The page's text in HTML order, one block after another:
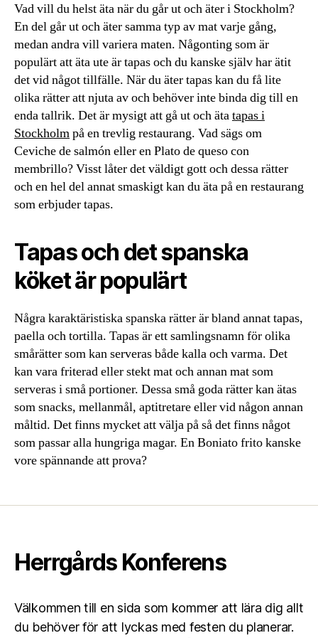
Vad vill du helst äta när du går ut och äter i Stockholm?
En del går ut och äter samma typ av mat varje gång,
medan andra vill variera maten. Någonting som är
populärt att äta ute är tapas och du kanske själv har ätit
det vid något tillfälle. När du äter tapas kan du få lite
olika rätter att njuta av och behöver inte binda dig till en
enda tallrik. Det är mysigt att gå ut och ätatapas i
Stockholmpå en trevlig restaurang. Vad sägs om
Ceviche de salmón eller en Plato de queso con
membrillo? Visst låter det väldigt gott och dessa rätter
och en hel del annat smaskigt kan du äta på en restaurang
som erbjuder tapas.
Tapas och det spanska
köket är populärt
Några karaktäristiska spanska rätter är bland annat tapas,
paella och tortilla. Tapas är ett samlingsnamn för olika
smårätter som kan serveras både kalla och varma. Det
kan vara friterad eller stekt mat och annan mat som
serveras i små portioner. Dessa små goda rätter kan ätas
som snacks, mellanmål, aptitretare eller vid någon annan
måltid. Det finns mycket att välja på så det finns något
som passar alla hungriga magar. En Boniato frito kanske
vore spännande att prova?
Herrgårds Konferens
Välkommen till en sida som kommer att lära dig allt
du behöver för att lyckas med festen du planerar.